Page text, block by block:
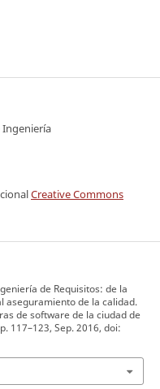
Ingeniería
Creative Commons
de Requisitos: de la
aseguramiento de la calidad.
de software de la ciudad de
117–123, Sep. 2016, doi: